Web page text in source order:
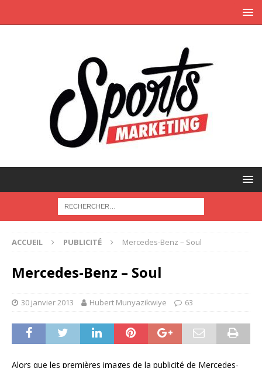
ACCUEIL PUBLICITÉ Mercedes-Benz – Soul
Mercedes-Benz – Soul
30 janvier 2013 Hubert Munyazikwiye 63
Alors que les premières images de la publicité de Mercedes-